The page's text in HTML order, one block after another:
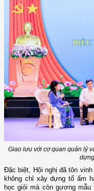
Giao lưu với cơ quan quản lý
Đặc biệt, Hội nghị đã tôn
không chỉ xây dựng tổ ấm
học giỏi mà còn gương